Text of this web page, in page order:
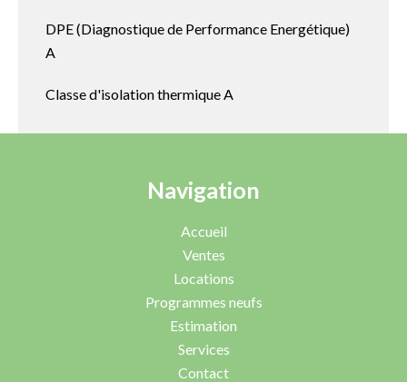
DPE (Diagnostique de Performance Energétique)
A
Classe d'isolation thermiqueA
Navigation
Accueil
Ventes
Locations
Programmes neufs
Estimation
Services
Contact